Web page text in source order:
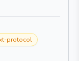
protocol